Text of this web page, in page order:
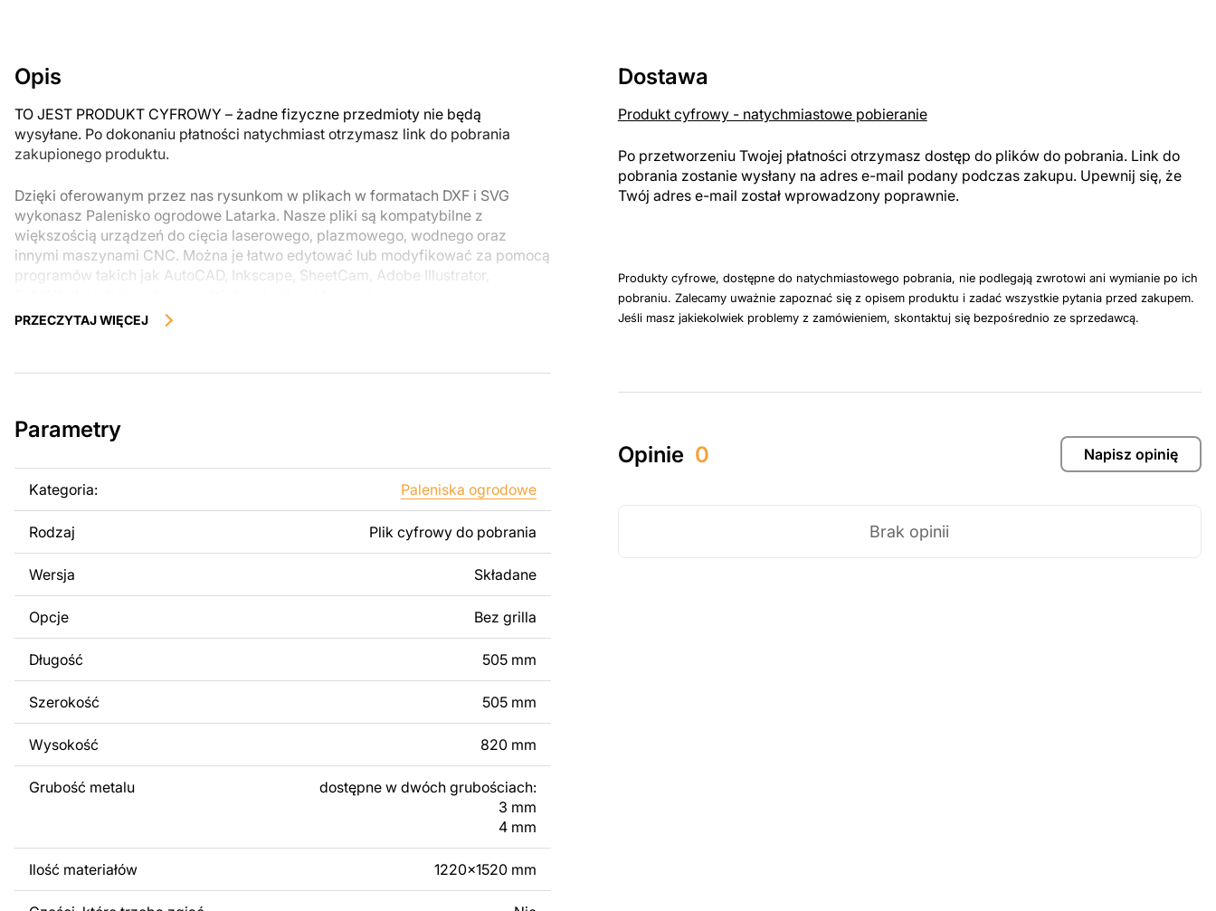
Opis
TO JEST PRODUKT CYFROWY – żadne fizyczne przedmioty nie będą
wysyłane. Po dokonaniu płatności natychmiast otrzymasz link do pobrania
zakupionego produktu.
Dzięki oferowanym przez nas rysunkom w plikach w formatach DXF i SVG
wykonasz Palenisko ogrodowe Latarka. Nasze pliki są kompatybilne z
większością urządzeń do cięcia laserowego, plazmowego, wodnego oraz
innymi maszynami CNC. Można je łatwo edytować lub modyfikować za pomocą
programów takich jak AutoCAD, Inkscape, SheetCam, Adobe Illustrator,
zostały zaprojektowane z myślą o nowoczesnej estetyce i łatwym montażu, aby
Można używać tych plików do tworzenia gotowych produktów zarówno do
odsprzedaż lub udostępnianie oryginalnych bądź zmodyfikowanych plików jest
Za dodatkową opłatą możemy dostosować projekt poprzez dodanie tekstu,
obrazów lub logo Twojej firmy albo wprowadzenie innych modyfikacji według
Twoich potrzeb. Jeśli potrzebujesz indywidualnego projektu metalowego
produktu, skontaktuj się z nami.
Jeśli masz jakiekolwiek pytania lub potrzebujesz pomocy, skontaktuj się z nami
w dowolnym momencie – zawsze chętnie pomożemy.
PRZECZYTAJ WIĘCEJ
Parametry
Kategoria: Paleniska ogrodowe
Rodzaj Plik cyfrowy do pobrania
Wersja Składane
Opcje Bez grilla
Długość 505 mm
Szerokość 505 mm
Wysokość 820 mm
Grubość metalu
dostępne w dwóch grubościach:
3 mm
4 mm
Ilość materiałów 1220x1520 mm
Dostawa
Produkt cyfrowy - natychmiastowe pobieranie
Po przetworzeniu Twojej płatności otrzymasz dostęp do plików do pobrania. Link do
pobrania zostanie wysłany na adres e-mail podany podczas zakupu. Upewnij się, że
Twój adres e-mail został wprowadzony poprawnie.
Produkty cyfrowe, dostępne do natychmiastowego pobrania, nie podlegają zwrotowi ani wymianie po ich
pobraniu. Zalecamy uważnie zapoznać się z opisem produktu i zadać wszystkie pytania przed zakupem.
Jeśli masz jakiekolwiek problemy z zamówieniem, skontaktuj się bezpośrednio ze sprzedawcą.
Opinie 0 Napisz opinię
Brak opinii